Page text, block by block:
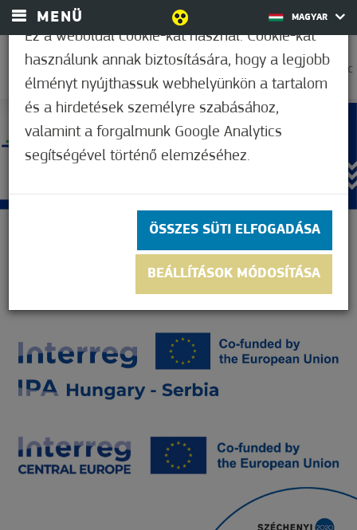
MENÜ MAGYAR
25,6°C
Ez a weboldal cookie-kat használ. Cookie-kat
használunk annak biztosítására, hogy a legjobb
élményt nyújthassuk webhelyünkön a tartalom
és a hirdetések személyre szabásához,
valamint a forgalmunk Google Analytics
segítségével történő elemzéséhez.
ÖSSZES SÜTI ELFOGADÁSA
BEÁLLÍTÁSOK MÓDOSÍTÁSA